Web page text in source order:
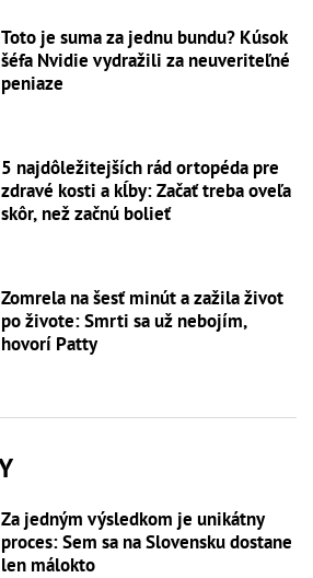
Toto je suma za jednu bundu? Kúsok
šéfa Nvidie vydražili za neuveriteľné
peniaze
5 najdôležitejších rád ortopéda pre
zdravé kosti a kĺby: Začať treba oveľa
skôr, než začnú bolieť
Zomrela na šesť minút a zažila život
po živote: Smrti sa už nebojím,
hovorí Patty
Za jedným výsledkom je unikátny
proces: Sem sa na Slovensku dostane
len málokto